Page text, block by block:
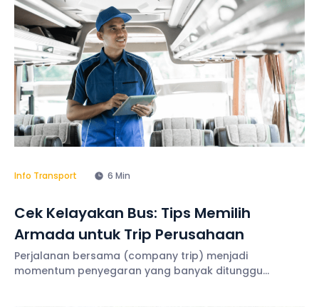
Info Transport 6 Min
Cek Kelayakan Bus: Tips Memilih
Armada untuk Trip Perusahaan
Perjalanan bersama (company trip) menjadi
momentum penyegaran yang banyak ditunggu